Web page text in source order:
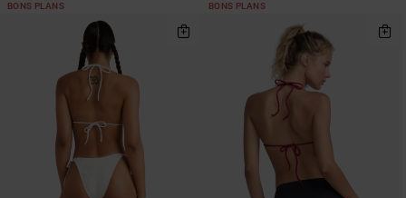
BONS PLANS BONS PLANS